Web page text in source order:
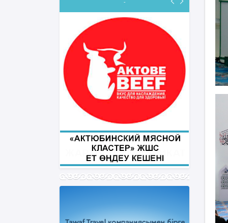
ФИҚҺ ДӘРІСТЕРІ
Нұрбол Смағұлов
""Нұр Ғасыр" облыстық мешітінің
наиб имамы
ТІКЕЛЕЙ ЭФИРДЕ
Аптаның сәрсенбі күндері сағат
21:00 (Ақтөбе уақытымен)
Біздің nur_gasyr Instagram
парақшамызда